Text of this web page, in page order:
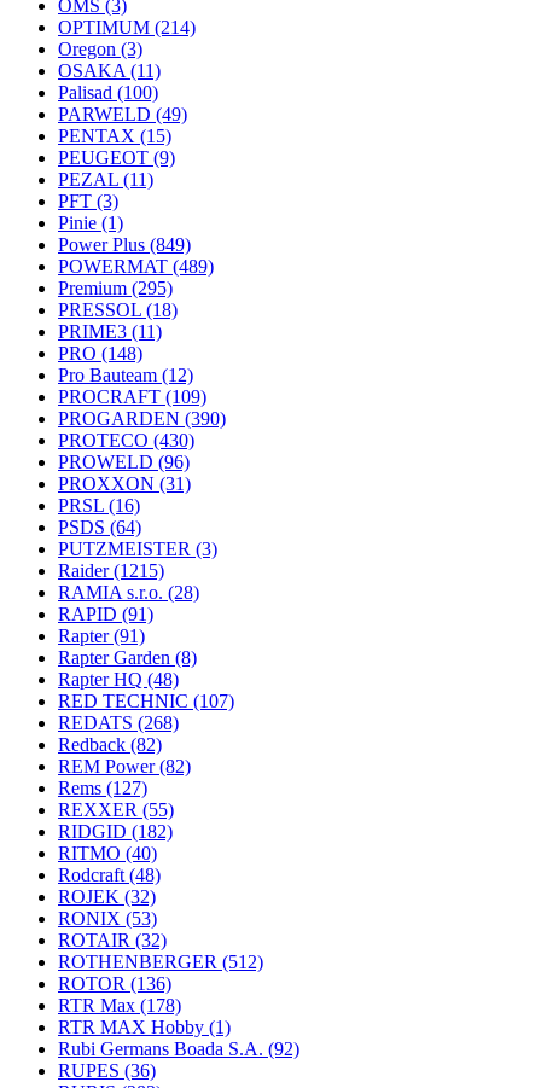
OMS (3)
OPTIMUM (214)
Oregon (3)
OSAKA (11)
Palisad (100)
PARWELD (49)
PENTAX (15)
PEUGEOT (9)
PEZAL (11)
PFT (3)
Pinie (1)
Power Plus (849)
POWERMAT (489)
Premium (295)
PRESSOL (18)
PRIME3 (11)
PRO (148)
Pro Bauteam (12)
PROCRAFT (109)
PROGARDEN (390)
PROTECO (430)
PROWELD (96)
PROXXON (31)
PRSL (16)
PSDS (64)
PUTZMEISTER (3)
Raider(1215)
RAMIA s.r.o. (28)
RAPID (91)
Rapter(91)
Rapter Garden (8)
Rapter HQ (48)
RED TECHNIC (107)
REDATS (268)
Redback (82)
REM Power(82)
Rems (127)
REXXER (55)
RIDGID (182)
RITMO (40)
Rodcraft (48)
ROJEK (32)
RONIX (53)
ROTAIR (32)
ROTHENBERGER (512)
ROTOR (136)
RTR Max (178)
RTR MAX Hobby (1)
Rubi Germans Boada S.A. (92)
RUPES (36)